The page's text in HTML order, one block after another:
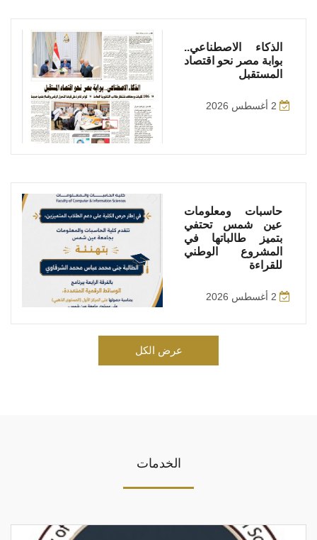
الذكاء الاصطناعي..
بوابة مصر نحو اقتصاد
المستقبل
2 أغسطس 2026
حاسبات ومعلومات
عين شمس تحتفي
بتميز طالباتها في
المشروع الوطني
للقراءة
2 أغسطس 2026
عرض الكل
الخدمات